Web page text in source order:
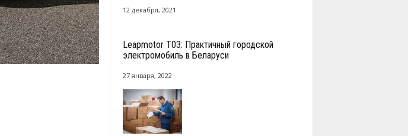
12 декабря, 2021
Leapmotor T03: Практичный городской
электромобиль в Беларуси
27 января, 2022